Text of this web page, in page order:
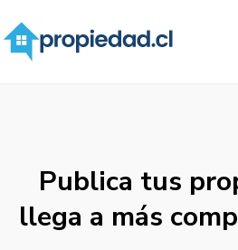
Publica tus
llega a más